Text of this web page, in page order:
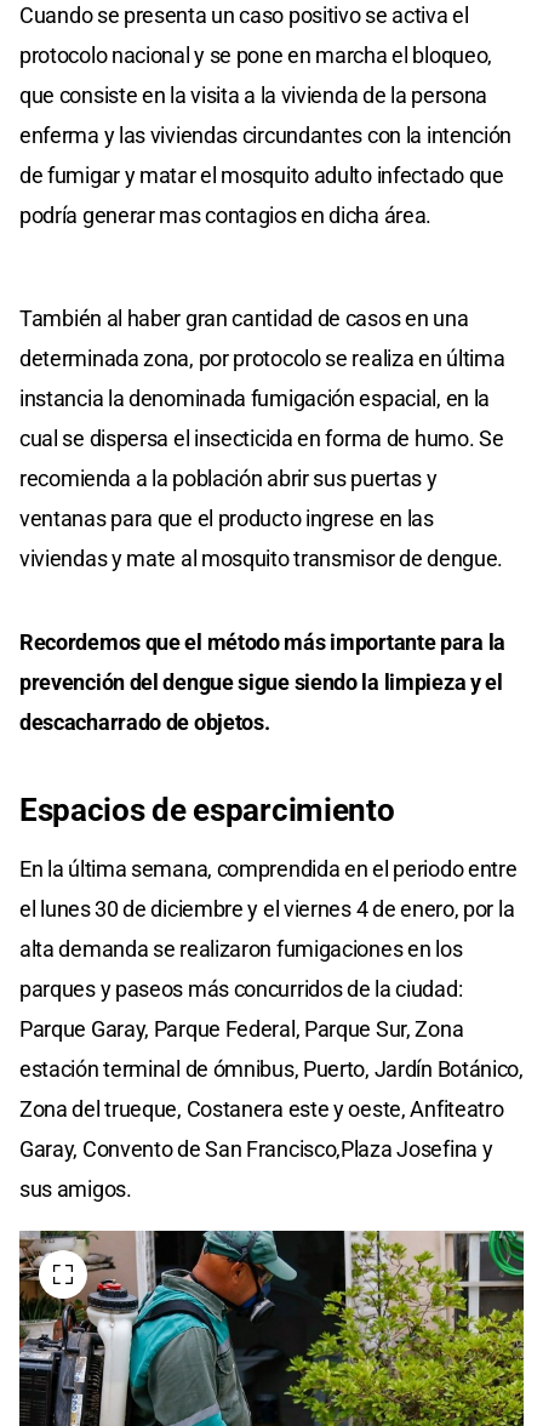
Cuando se presenta un caso positivo se activa el
protocolo nacional y se pone en marcha el bloqueo,
que consiste en la visita a la vivienda de la persona
enferma y las viviendas circundantes con la intención
de fumigar y matar el mosquito adulto infectado que
podría generar mas contagios en dicha área.
También al haber gran cantidad de casos en una
determinada zona, por protocolo se realiza en última
instancia la denominada fumigación espacial, en la
cual se dispersa el insecticida en forma de humo. Se
recomienda a la población abrir sus puertas y
ventanas para que el producto ingrese en las
viviendas y mate al mosquito transmisor de dengue.
Recordemos que el método más importante para la
prevención del dengue sigue siendo la limpieza y el
descacharrado de objetos.
Espacios de esparcimiento
En la última semana, comprendida en el periodo entre
el lunes 30 de diciembre y el viernes 4 de enero, por la
alta demanda se realizaron fumigaciones en los
parques y paseos más concurridos de la ciudad:
Parque Garay, Parque Federal, Parque Sur, Zona
estación terminal de ómnibus, Puerto, Jardín Botánico,
Zona del trueque, Costanera este y oeste, Anfiteatro
Garay, Convento de San Francisco,Plaza Josefina y
sus amigos.